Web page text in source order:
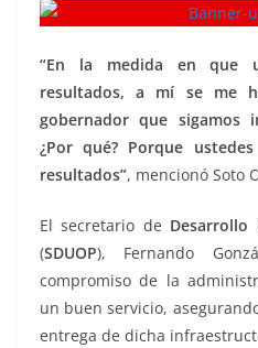
“En la medida en que
resultados, a mí se me
gobernador que sigamos
¿Por qué? Porque
resultados”, mencionó Soto
El secretario de Desarrollo
(SDUOP), Fernando
compromiso de la
un buen servicio,
entrega de dicha